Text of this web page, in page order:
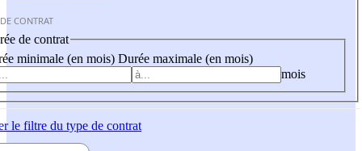
CONTRAT
de contrat
minimale (en mois) Durée maximale (en mois)
mois
le filtre du type de contrat